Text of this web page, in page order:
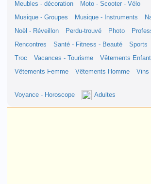
Meubles - décoration
Moto - Scooter - Vélo
Musique - Groupes
Musique - Instruments
Noël - Réveillon
Perdu-trouvé Photo
Rencontres
Santé - Fitness - Beauté Sports
Troc
Vacances - Tourisme
Vêtements
Vêtements Femme
Vêtements Homme Vins
Voyance - Horoscope Adultes